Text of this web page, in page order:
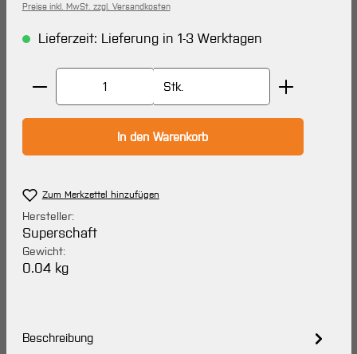
Preise inkl. MwSt. zzgl. Versandkosten
Lieferzeit: Lieferung in 1-3 Werktagen
Produkt Anzahl: Gib den gewünschten Wert ein
Stk.
In den Warenkorb
Zum Merkzettel hinzufügen
Hersteller:
Superschaft
Gewicht:
0.04 kg
Beschreibung